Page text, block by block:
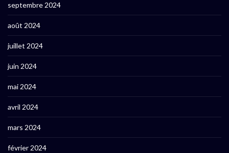
septembre 2024
août 2024
juillet 2024
juin 2024
mai 2024
avril 2024
mars 2024
février 2024